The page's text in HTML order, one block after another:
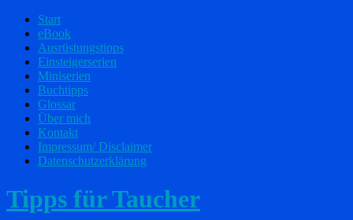
Start
eBook
Ausrüstungstipps
Einsteigerserien
Miniserien
Buchtipps
Glossar
Über mich
Kontakt
Impressum/ Disclaimer
Datenschutzerklärung
Tipps für Taucher